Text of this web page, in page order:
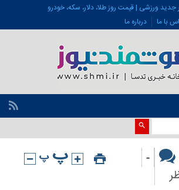
جدید ورزشی | قیمت روز طلا، دلار، سکه، خودرو
با ما درباره ما
-